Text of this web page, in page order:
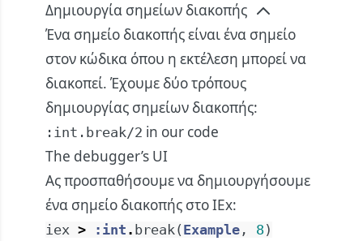
Δημιουργία σημείων διακοπής
Ένα σημείο διακοπής είναι ένα σημείο
στον κώδικα όπου η εκτέλεση μπορεί να
διακοπεί. Έχουμε δύο τρόπους
δημιουργίας σημείων διακοπής:
:int.break/2 in our code
The debugger’s UI
Ας προσπαθήσουμε να δημιουργήσουμε
ένα σημείο διακοπής στο IEx:
iex > :int . break( Example , 8)